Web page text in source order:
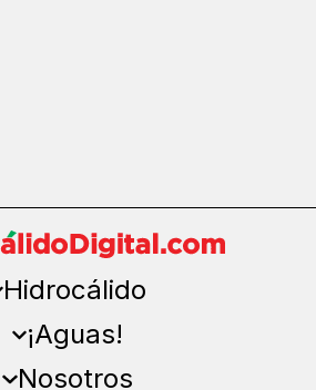
Hidrocálido
¡Aguas!
Nosotros